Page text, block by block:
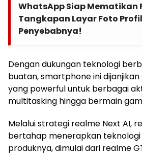
WhatsApp Siap Mematikan
Tangkapan Layar Foto
Penyebabnya!
Dengan dukungan teknologi
buatan, smartphone ini
yang powerful untuk berbagai
multitasking hingga bermain
Melalui strategi realme Next AI,
bertahap menerapkan teknologi
produknya, dimulai dari realme